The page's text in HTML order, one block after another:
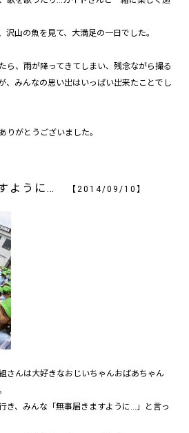
山の魚を見て、大満足の一日でした。
ら、雨が降ってきてしまい、残念ながら撮る
、みんなの思い出はいっぱい出来たことでし
がとうございました。
ように… 【2014/09/10】
さんは大好きなおじいちゃんおばあちゃん
き、みんな「無事届きますように…」と言っ